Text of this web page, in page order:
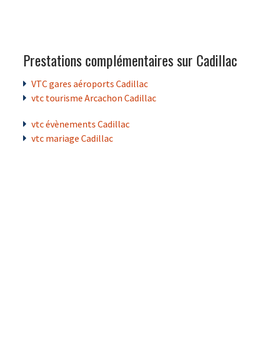
Prestations complémentaires sur Cadillac
VTC gares aéroports Cadillac
vtc tourisme Arcachon Cadillac
vtc évènements Cadillac
vtc mariage Cadillac